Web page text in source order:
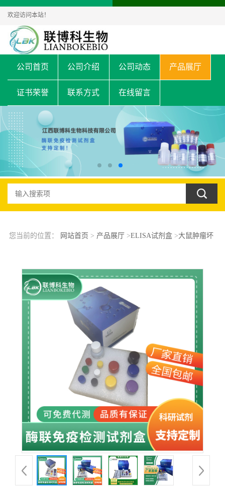
欢迎访问本站！
公司首页 公司介绍 公司动态 产品展厅
证书荣誉 联系方式 在线留言
您当前的位置： 网站首页 > 产品展厅 >ELISA试剂盒>大鼠肿瘤坏